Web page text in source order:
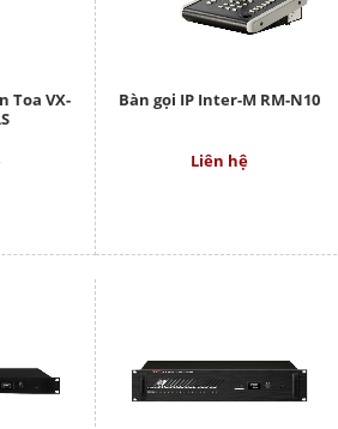
Toa VX-
Bàn gọi IP Inter-M RM-N10
Liên hệ